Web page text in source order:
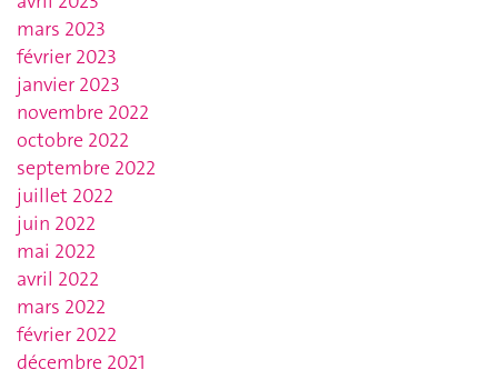
mars 2023
février 2023
janvier 2023
novembre 2022
octobre 2022
septembre 2022
juillet 2022
juin 2022
mai 2022
avril 2022
mars 2022
février 2022
décembre 2021